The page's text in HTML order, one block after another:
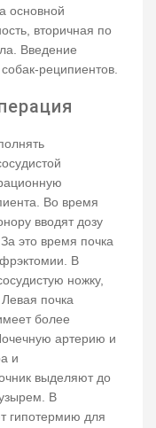
основной
вторичная по
Введение
реципиентов.
Во время
вводят дозу
это время почка
В
ножку,
почка
более
артерию и
и
выделяют до
В
гипотермию для